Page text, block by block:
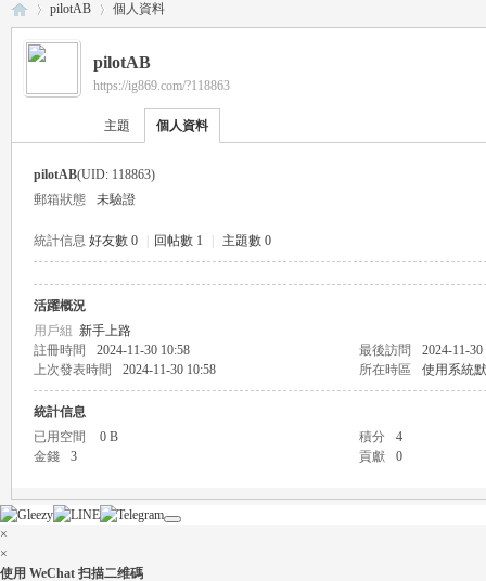
›
pilotAB 個人資料
pilotAB
https://ig869.com/?118863
主題 個人資料
pilotAB(UID: 118863)
郵箱狀態
未驗證
統計信息 好友數 0 回帖數 1 主題數 0
活躍概況
用戶組 新手上路
註冊時間
2024-11-30 10:58 最後訪問
2024-11-30
上次發表時間
2024-11-30 10:58 所在時區 使用系統
統計信息
已用空間
0 B 積分
4
金錢
3 貢獻 0
×
×
使用 WeChat 扫描二维碼